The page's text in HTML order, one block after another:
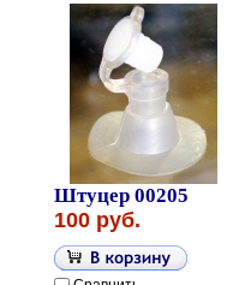
Штуцер 00205
100 руб.